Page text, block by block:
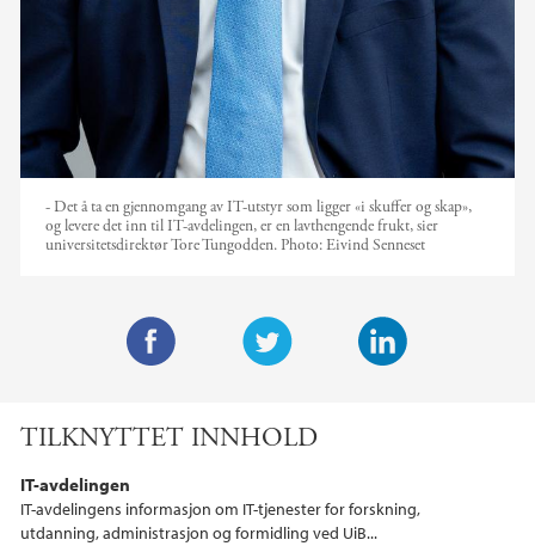
- Det å ta en gjennomgang av IT-utstyr som ligger «i skuffer og skap»,
og levere det inn til IT-avdelingen, er en lavthengende frukt, sier
universitetsdirektør Tore Tungodden. Photo:Eivind Senneset
i
t
e
e
d
b
o
TILKNYTTET INNHOLD
IT-avdelingen
IT-avdelingens informasjon om IT-tjenester for forskning,
utdanning, administrasjon og formidling ved UiB...